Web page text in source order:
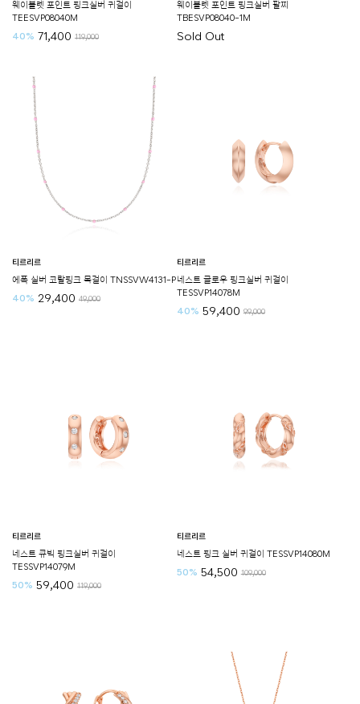
웨이블렛 포인트 핑크실버 귀걸이
TEESVP08040M
40% 71,400 119,000
웨이블렛 포인트 핑크실버 팔찌
TBESVP08040-1M
Sold Out
티르리르
에폭 실버 코랄핑크 목걸이 TNSSVW4131-P
40% 29,400 49,000
티르리르
네스트 글로우 핑크실버 귀걸이
TESSVP14078M
40% 59,400 99,000
티르리르
네스트 큐빅 핑크실버 귀걸이
TESSVP14079M
50% 59,400 119,000
티르리르
네스트 핑크 실버 귀걸이 TESSVP14080M
50% 54,500 109,000